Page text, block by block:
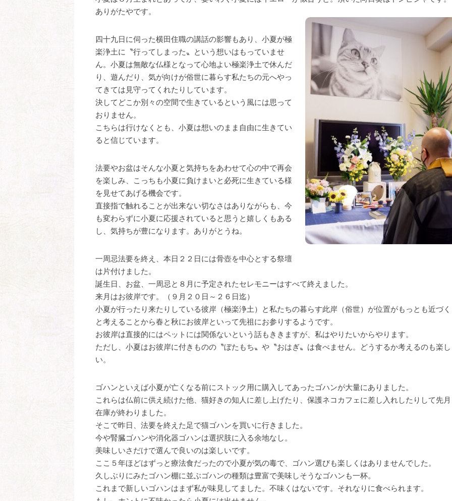
ありがたやです。
四十九日に伺った横田住職の講話の影響もあり、小夏が極
楽浄土に〝行ってしまった〟という想いはもっていませ
ん。小夏は無敵な仏様となって心地よい極楽浄土で休んだ
り、遊んだり、気が向けが俗世に暮らす私たちの元へやっ
てきては見守ってくれたりしています。
決してどこか別々の空間で生きているという風には思って
おりません。
こちらは行けなくとも、小夏は想いのまま自由に生きてい
ると信じています。
法要やお盆はそんな小夏と気持ちをあわせて心の中で再会
を楽しみ、こっちも小夏に負けまいと必死に生きている様
を見せてあげる機会です。
直接指で触れることが出来ない切なさはありながらも、今
も変わらずに小夏に応援されていると思うと嬉しくもある
し、気持ちが豊になります。ありがとうね。
一周忌法要を終え、本日２２日には骨壺を中心とする祭壇
は片付けました。
誕生日、お盆、一周忌と８月に予定されたセレモニーはすべて終えました。
来月はお彼岸です。（９月２０日～２６日迄）
小夏が行ったり来たりしている彼岸（極楽浄土）と私たちの暮らす此岸（俗世）が位置がもっとも近づく
と考えることから春と秋にお彼岸といって先祖にお参りするようです。
お彼岸は直接的にはペットには関係ないという話もききますが、私はやりたいからやります。
ただし、小夏はお彼岸に付きものの〝ぼたもち〟や〝おはぎ〟は食べません。どうするか考えるのも楽し
い。
ゴハンといえば小夏が亡くなる前にストック用に購入してあったゴハンが大量にありました。
これらは仏前に供え続けた他、猫好きの知人に差し上げたり、保護ネコカフェに差し入れしたりして先月
在庫が終わりました。
そこで昨日、法要を終えた足で猫ゴハンを買いに行きました。
今や腎臓ゴハンや消化器ゴハンは選択肢に入る余地なし。
美味しいさだけで選んで良いのは楽しいです。
ここ５年ほどはずっと療法食だったので小夏が気の毒で、ゴハン選びも楽しくはありませんでした。
久しぶりにみたゴハン棚に並ぶゴハンの種類は豊富で美味しそうなゴハンも一杯。
これまで新しいゴハンはまず私が味見してました。不味くはないです。それなりに食べられます。